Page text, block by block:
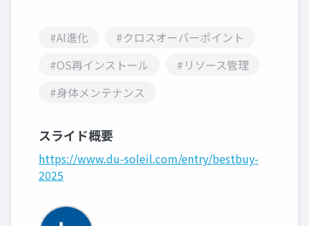
#AI進化
#クロスオーバーポイント
#OS再インストール
#リソース管理
#身体メンテナンス
スライド概要
https://www.du-soleil.com/entry/bestbuy-
2025